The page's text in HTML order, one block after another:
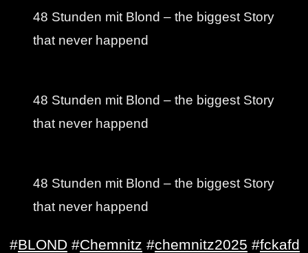
48 Stunden mit Blond – the biggest Story
that never happend
48 Stunden mit Blond – the biggest Story
that never happend
48 Stunden mit Blond – the biggest Story
that never happend
#BLOND #Chemnitz #chemnitz2025 #fckafd